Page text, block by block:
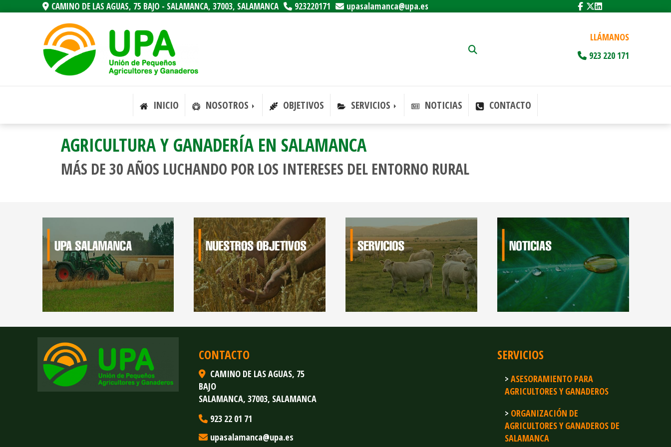
CAMINO DE LAS AGUAS, 75 BAJO - SALAMANCA, 37003, SALAMANCA 923220171 upasalamanca upa.es
LLÁMANOS
923 220 171
INICIO NOSOTROS OBJETIVOS SERVICIOS NOTICIAS CONTACTO
AGRICULTURA Y GANADERÍA EN SALAMANCA
MÁS DE 30 AÑOS LUCHANDO POR LOS INTERESES DEL ENTORNO RURAL
CONTACTO
CAMINO DE LAS AGUAS, 75
BAJO
SALAMANCA,37003, SALAMANCA
923 22 01 71
upasalamanca
upa.es
SERVICIOS
ASESORAMIENTO PARA
AGRICULTORES Y GANADEROS
ORGANIZACIÓN DE
AGRICULTORES Y GANADEROS DE
SALAMANCA